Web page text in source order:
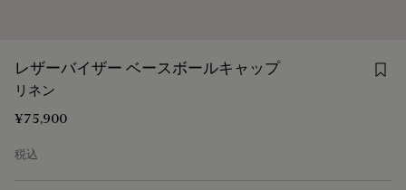
レザーバイザー ベースボールキャップ
リネン
¥75,900
税込